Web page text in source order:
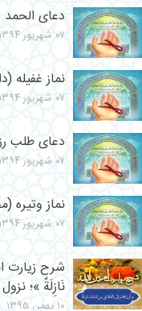
دعای الحمد
۰۷ شهریور ۱۳۹۴
نماز غفیله
۰۷ شهریور ۱۳۹۴
دعای طلب
۰۷ شهریور ۱۳۹۴
نماز وتیره
۰۷ شهریور ۱۳۹۴
شرح زیارت
نَازِلَةٌ »؛
۱۰ بهمن ۱۳۹۵